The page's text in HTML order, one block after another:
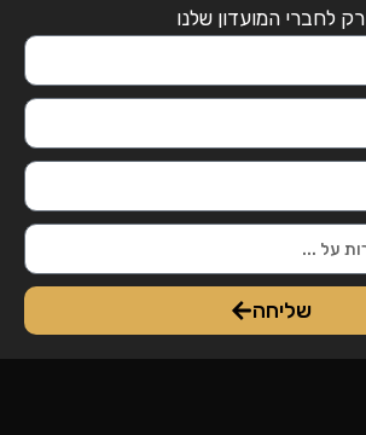
רק לחברי המועדון שלנו
שליחה